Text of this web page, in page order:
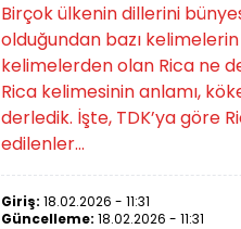
Birçok ülkenin dillerini
olduğundan bazı
kelimelerden olan Rica ne
Rica kelimesinin anlamı,
derledik. İşte, TDK’ya göre
edilenler...
Giriş: 18.02.2026 - 11:31
Güncelleme: 18.02.2026 - 11:31